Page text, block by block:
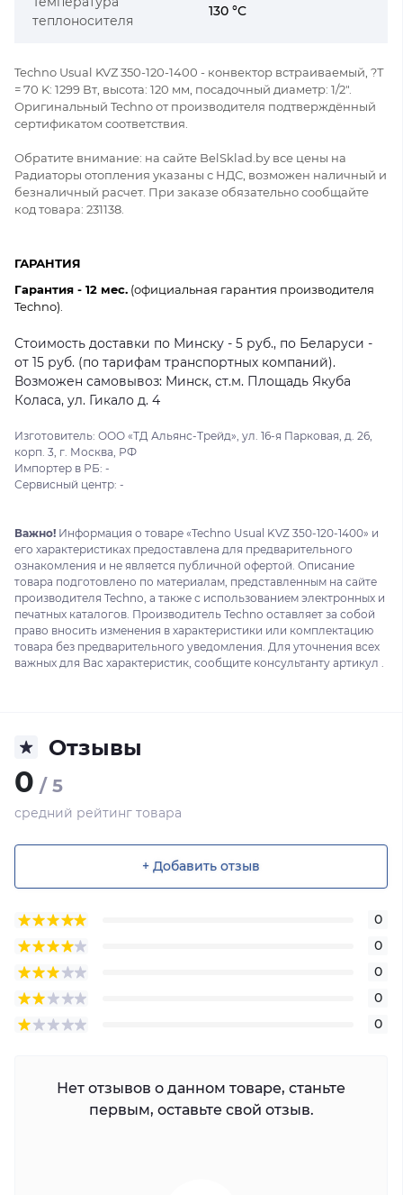
теплоносителя
130 °C
Techno Usual KVZ 350-120-1400 - конвектор встраиваемый, ?Т
= 70 K: 1299 Вт, высота: 120 мм, посадочный диаметр: 1/2".
Оригинальный Techno от производителя подтверждённый
сертификатом соответствия.
Обратите внимание: на сайте BelSklad.by все цены на
Радиаторы отопления указаны с НДС, возможен наличный и
безналичный расчет. При заказе обязательно сообщайте
код товара: 231138.
ГАРАНТИЯ
Гарантия - 12 мес. (официальная гарантия производителя
Techno).
Стоимость доставки по Минску - 5 руб., по Беларуси -
от 15 руб. (по тарифам транспортных компаний).
Возможен самовывоз: Минск, ст.м. Площадь Якуба
Коласа, ул. Гикало д. 4
Изготовитель: ООО «ТД Альянс-Трейд», ул. 16-я Парковая, д. 26,
корп. 3, г. Москва, РФ
Импортер в РБ: -
Сервисный центр: -
Важно! Информация о товаре «Techno Usual KVZ 350-120-1400» и
его характеристиках предоставлена для предварительного
ознакомления и не является публичной офертой. Описание
товара подготовлено по материалам, представленным на сайте
производителя Techno, а также с использованием электронных и
печатных каталогов. Производитель Techno оставляет за собой
право вносить изменения в характеристики или комплектацию
товара без предварительного уведомления. Для уточнения всех
важных для Вас характеристик, сообщите консультанту артикул .
Отзывы
0 / 5
средний рейтинг товара
+ Добавить отзыв
0
0
0
0
0
Нет отзывов о данном товаре, станьте
первым, оставьте свой отзыв.